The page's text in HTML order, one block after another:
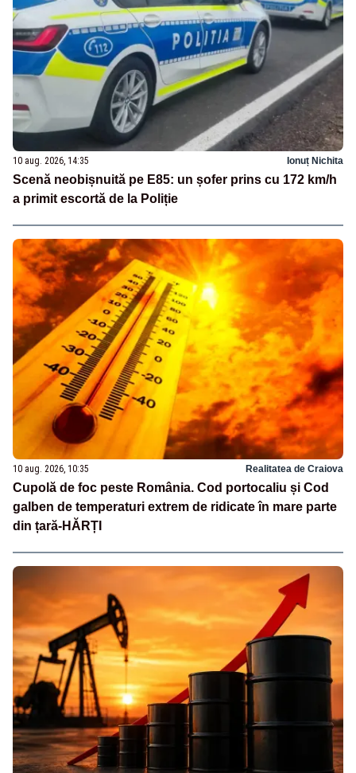
10 aug. 2026, 14:35 Ionuț Nichita
Scenă neobișnuită pe E85: un șofer prins cu 172 km/h
a primit escortă de la Poliție
10 aug. 2026, 10:35 Realitatea de Craiova
Cupolă de foc peste România. Cod portocaliu și Cod
galben de temperaturi extrem de ridicate în mare parte
din țară-HĂRȚI